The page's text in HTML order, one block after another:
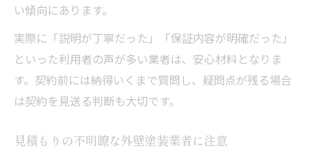
い傾向にあります。
実際に「説明が丁寧だった」「保証内容が明確だった」
といった利用者の声が多い業者は、安心材料となりま
す。契約前には納得いくまで質問し、疑問点が残る場合
は契約を見送る判断も大切です。
見積もりの不明瞭な外壁塗装業者に注意